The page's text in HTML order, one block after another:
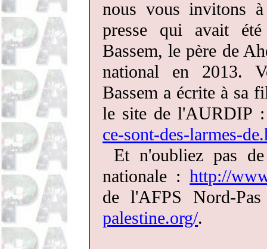
nous vous invitons
presse qui avait
Bassem, le père de
national en 2013.
Bassem a écrite à sa
le site de l'AURDIP
ce-sont-des-larmes-
Et n'oubliez pas
nationale :http://
de l'AFPS Nord-
palestine.org/.